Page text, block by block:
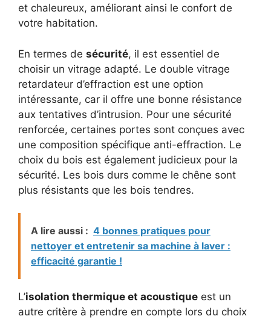
et chaleureux, améliorant ainsi le confort de
votre habitation.
En termes de sécurité, il est essentiel de
choisir un vitrage adapté. Le double vitrage
retardateur d’effraction est une option
intéressante, car il offre une bonne résistance
aux tentatives d’intrusion. Pour une sécurité
renforcée, certaines portes sont conçues avec
une composition spécifique anti-effraction. Le
choix du bois est également judicieux pour la
sécurité. Les bois durs comme le chêne sont
plus résistants que les bois tendres.
A lire aussi : 4 bonnes pratiques pour
nettoyer et entretenir sa machine à laver :
efficacité garantie !
L’isolation thermique et acoustique est un
autre critère à prendre en compte lors du choix